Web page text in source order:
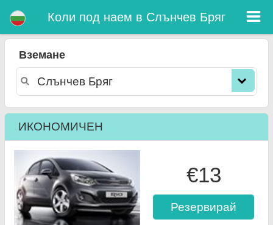
Коли под наем в Слънчев Бряг
Вземане
ИКОНОМИЧЕН
€13
Резервирай